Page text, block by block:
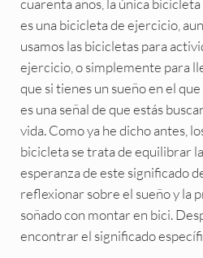
cuarenta años, la única
es una bicicleta de ejercicio,
usamos las bicicletas para
ejercicio, o simplemente para
que si tienes un sueño en el
es una señal de que estás
vida. Como ya he dicho antes,
bicicleta se trata de equilibrar
esperanza de este significado
reflexionar sobre el sueño y la
soñado con montar en bici.
encontrar el significado